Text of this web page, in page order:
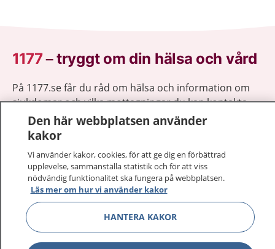
1177–tryggt om din hälsa och vård
På 1177.se får du råd om hälsa och information om
sjukdomar och vilka mottagningar du kan kontakta.
Logga in för att läsa din journal och göra dina
vårdärenden. Ring telefonnummer 1177 för
1177 ger dig råd när du vill må bättre.
1177 på flera språk
Den här webbplatsen använder
kakor
Vi använder kakor, cookies, för att ge dig en förbättrad
upplevelse, sammanställa statistik och för att viss
nödvändig funktionalitet ska fungera på webbplatsen.
Läs mer om hur vi använder kakor
HANTERA KAKOR